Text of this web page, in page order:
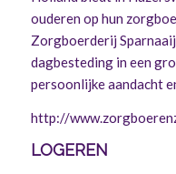
ouderen op hun
Zorgboerderij
dagbesteding in een
persoonlijke aandacht
http://
LOGEREN